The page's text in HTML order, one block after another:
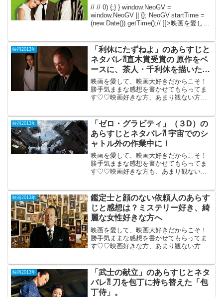
// // 0) {;} } window.NeoGV =
window.NeoGV || {}; NeoGV.startTime =
(new Date()).getTime();// ]]>映画を愛し
映画2013年
「利休にたずねよ」のあらすじと
ネタバレ⁈直木賞受賞の 原作をベ
ースに、茶人・千利休を描いた大
河ドラマ。
映画を愛して、映画大好きだからこそ！
勝手気ままな感想を書かせてもらってま
す♡♡映画好きな方、あまり観ない方
木賞受賞の原作をベースに、 若いころの
情熱...
映画2013年
「ゼロ・グラビティ」（３D）の
あらすじとネタバレ⁈ 宇宙でのシ
ャトル外の作業中に！
映画を愛して、映画大好きだからこそ！
勝手気ままな感想を書かせてもらってま
す♡♡映画好きな方も、あまり観ない方
（91分）うーん、困った。年...
映画2013年
鑑定士と顔のない依頼人のあらす
じと感想は？ミステリー好き、綺
麗な女性好きな方へ
映画を愛して、映画大好きだからこそ！
勝手気ままな感想を書かせてもらってま
す♡♡映画好きな方、あまり観ない方
映画2013年
「武士の献立」のあらすじとネタ
バレ⁈ 刀を包丁に持ち替えた「包
丁侍」。